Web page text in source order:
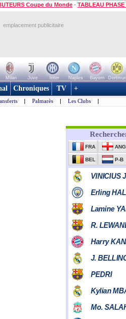
Coupe du Monde - TABLEAU
emplacement publicitaire
Milan Juve Inter Naples Bayern
Chroniques TV +
| Palmarès | Les Clubs |